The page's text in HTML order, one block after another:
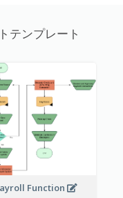
テンプレート
Function